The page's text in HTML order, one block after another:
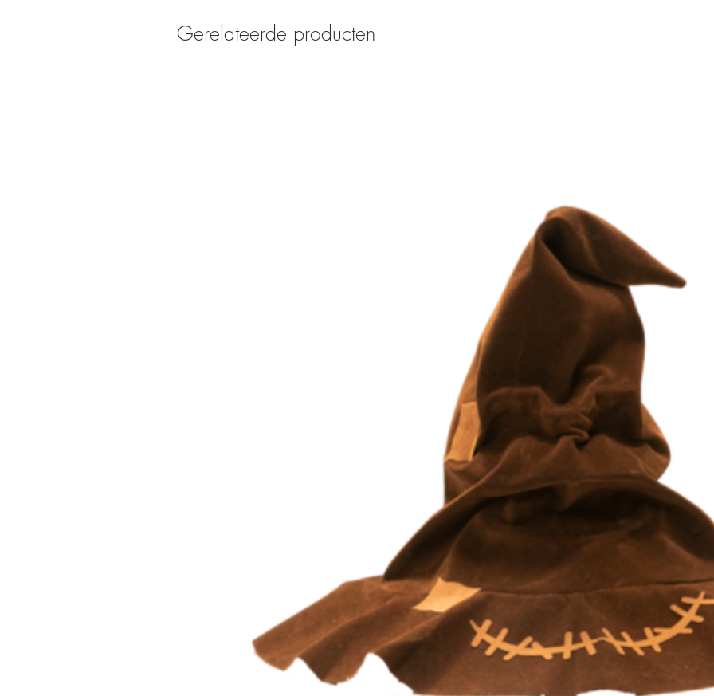
Gerelateerde producten